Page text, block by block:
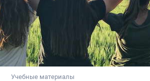
Учебные материалы